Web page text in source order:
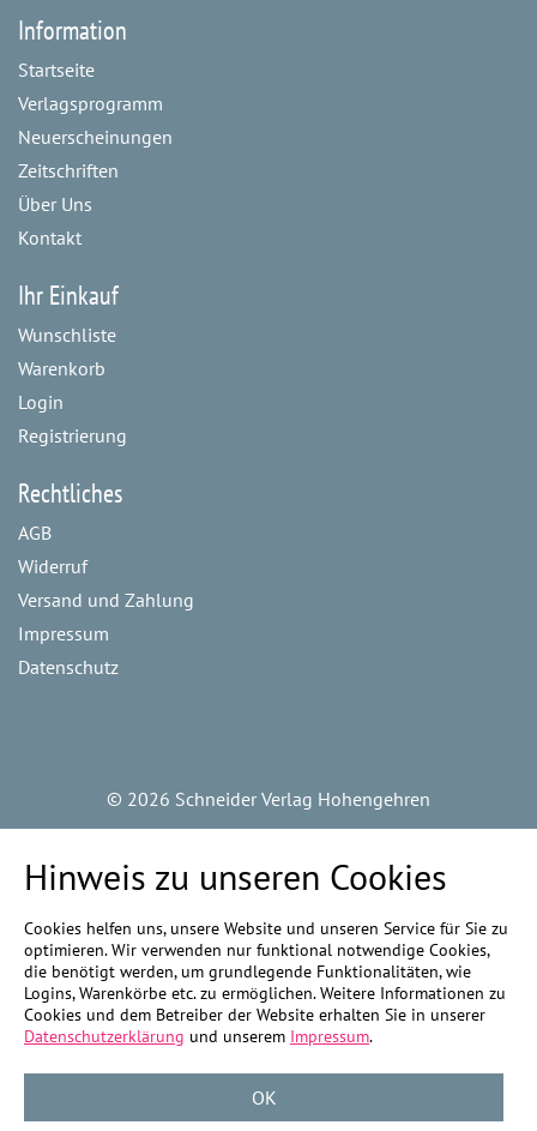
Information
Startseite
Verlagsprogramm
Neuerscheinungen
Zeitschriften
Über Uns
Kontakt
Ihr Einkauf
Wunschliste
Warenkorb
Login
Registrierung
Rechtliches
AGB
Widerruf
Versand und Zahlung
Impressum
Datenschutz
© 2026 Schneider Verlag Hohengehren
Hinweis zu unseren Cookies
Cookies helfen uns, unsere Website und unseren Service für Sie zu
optimieren. Wir verwenden nur funktional notwendige Cookies,
die benötigt werden, um grundlegende Funktionalitäten, wie
Logins, Warenkörbe etc. zu ermöglichen. Weitere Informationen zu
Cookies und dem Betreiber der Website erhalten Sie in unserer
Datenschutzerklärung und unserem Impressum.
OK